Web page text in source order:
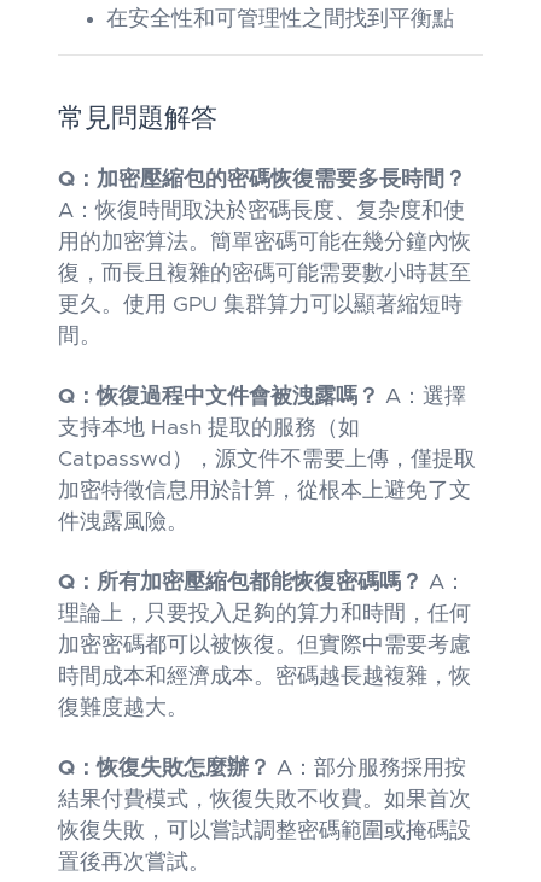
在安全性和可管理性之間找到平衡點
常見問題解答
Q：加密壓縮包的密碼恢復需要多長時間？
A：恢復時間取決於密碼長度、复杂度和使
用的加密算法。簡單密碼可能在幾分鐘內恢
復，而長且複雜的密碼可能需要數小時甚至
更久。使用 GPU 集群算力可以顯著縮短時
間。
Q：恢復過程中文件會被洩露嗎？ A：選擇
支持本地 Hash 提取的服務（如
Catpasswd），源文件不需要上傳，僅提取
加密特徵信息用於計算，從根本上避免了文
件洩露風險。
Q：所有加密壓縮包都能恢復密碼嗎？ A：
理論上，只要投入足夠的算力和時間，任何
加密密碼都可以被恢復。但實際中需要考慮
時間成本和經濟成本。密碼越長越複雜，恢
復難度越大。
Q：恢復失敗怎麼辦？ A：部分服務採用按
結果付費模式，恢復失敗不收費。如果首次
恢復失敗，可以嘗試調整密碼範圍或掩碼設
置後再次嘗試。